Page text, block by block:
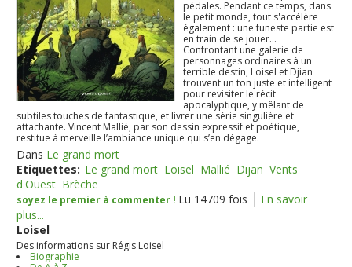
pédales. Pendant ce temps, dans
le petit monde, tout s'accélère
également : une funeste partie est
en train de se jouer...
Confrontant une galerie de
personnages ordinaires à un
terrible destin, Loisel et Djian
trouvent un ton juste et intelligent
pour revisiter le récit
apocalyptique, y mêlant de
subtiles touches de fantastique, et livrer une série singulière et
attachante. Vincent Mallié, par son dessin expressif et poétique,
restitue à merveille l’ambiance unique qui s’en dégage.
Dans Le grand mort
Etiquettes: Le grand mort Loisel Mallié Dijan Vents
d'Ouest Brèche
soyez le premier à commenter ! Lu 14709 fois
En savoir
plus...
Loisel
Des informations sur Régis Loisel
Biographie